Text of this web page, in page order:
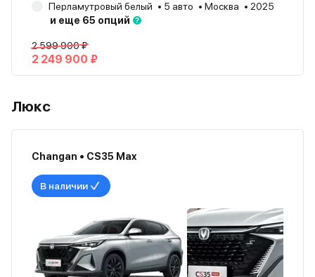
Перламутровый белый 5 авто Москва
2025
и еще 65 опций
2 599 900 ₽
2 249 900 ₽
Люкс
Changan • CS35 Max
В наличии